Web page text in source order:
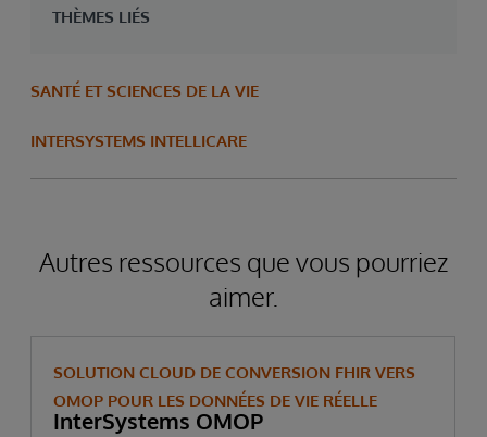
THÈMES LIÉS
SANTÉ ET SCIENCES DE LA VIE
INTERSYSTEMS INTELLICARE
Autres ressources que vous pourriez
aimer.
SOLUTION CLOUD DE CONVERSION FHIR VERS
OMOP POUR LES DONNÉES DE VIE RÉELLE
InterSystems OMOP